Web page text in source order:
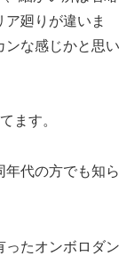
廻りが違いま
ンな感じかと思い
ます。
年代の方でも知ら
ったオンボロダン